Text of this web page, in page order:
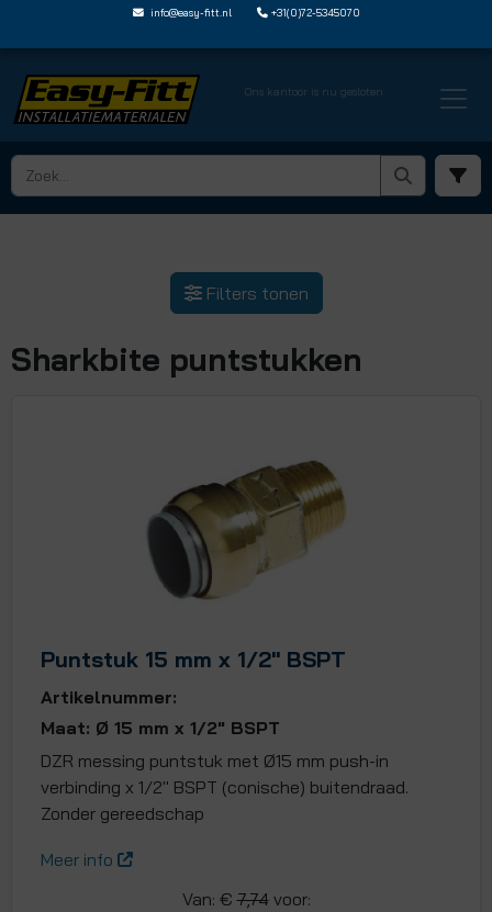
info@easy-fitt.nl +31(0)72-5345070
Ons kantoor is nu gesloten
HOME › SHARKBITE MESSING STEEKFITTINGEN › SHARKBITE PUNTSTUKKEN
Filters tonen
Sharkbite puntstukken
Puntstuk 15 mm x 1/2" BSPT
Artikelnummer:
Maat: Ø 15 mm x 1/2" BSPT
DZR messing puntstuk met Ø15 mm push-in
verbinding x 1/2" BSPT (conische) buitendraad.
Zonder gereedschap
Meer info
Van: €7,74voor: